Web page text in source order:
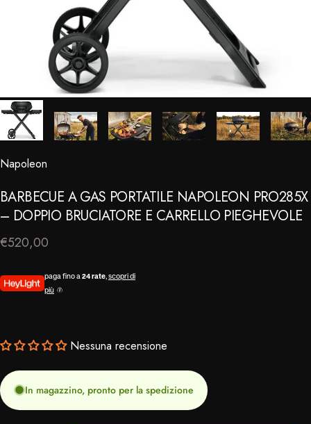
Napoleon
BARBECUE A GAS PORTATILE NAPOLEON PRO285X
– DOPPIO BRUCIATORE E CARRELLO PIEGHEVOLE
€520,00
paga fino a 24 rate, scopri di
più
Nessuna recensione
In magazzino, pronto per la spedizione